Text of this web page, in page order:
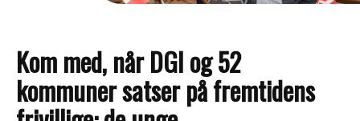
Kom med, når DGI og 52
kommuner satser på fremtidens